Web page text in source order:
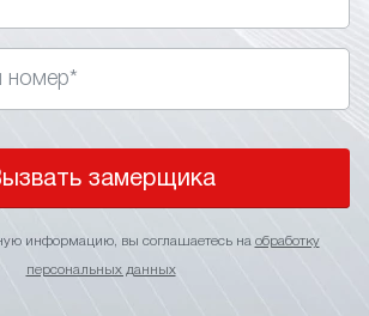
замерщика
информацию, вы соглашаетесь на обработку
персональных данных